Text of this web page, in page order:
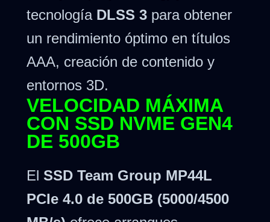
tecnología DLSS 3 para obtener
un rendimiento óptimo en títulos
AAA, creación de contenido y
entornos 3D.
VELOCIDAD MÁXIMA
CON SSD NVME GEN4
DE 500GB
El SSD Team Group MP44L
PCIe 4.0 de 500GB (5000/4500